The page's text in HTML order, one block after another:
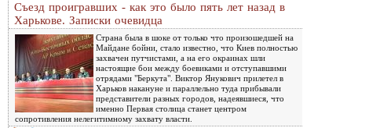
Съезд проигравших - как это было пять лет назад в
Харькове. Записки очевидца
Страна была в шоке от только что произошедшей на
Майдане бойни, стало известно, что Киев полностью
захвачен путчистами, а на его окраинах шли
настоящие бои между боевиками и отступавшими
отрядами "Беркута". Виктор Янукович прилетел в
Харьков накануне и параллельно туда прибывали
представители разных городов, надеявшиеся, что
именно Первая столица станет центром
сопротивления нелегитимному захвату власти.